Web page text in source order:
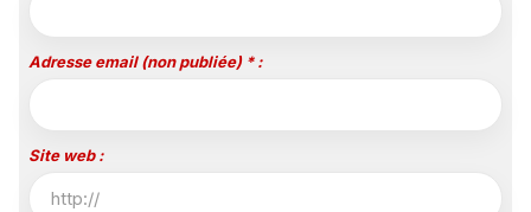
Adresse email (non publiée) * :
Site web :